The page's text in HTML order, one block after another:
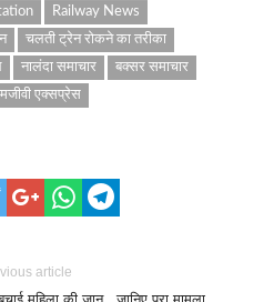
Railway News
चलती ट्रेन रोकने का तरीका
नालंदा समाचार
बक्सर समाचार
एक्सप्रेस
article